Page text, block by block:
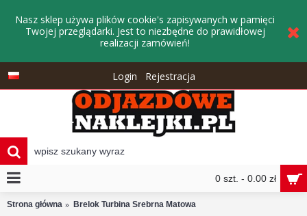
Nasz sklep używa plików cookie's zapisywanych w pamięci
Twojej przeglądarki. Jest to niezbędne do prawidłowej
realizacji zamówień!
Login Rejestracja
0 szt. - 0.00 zł
Strona główna Brelok Turbina Srebrna Matowa